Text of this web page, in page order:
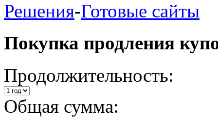
Решения-Готовые сайты
Покупка продления
Продолжительность:
Общая сумма: